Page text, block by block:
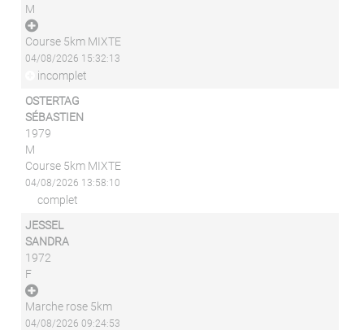
M
Course 5km MIXTE
04/08/2026 15:32:13
incomplet
OSTERTAG
SÉBASTIEN
1979
M
Course 5km MIXTE
04/08/2026 13:58:10
complet
JESSEL
SANDRA
1972
F
Marche rose 5km
04/08/2026 09:24:53